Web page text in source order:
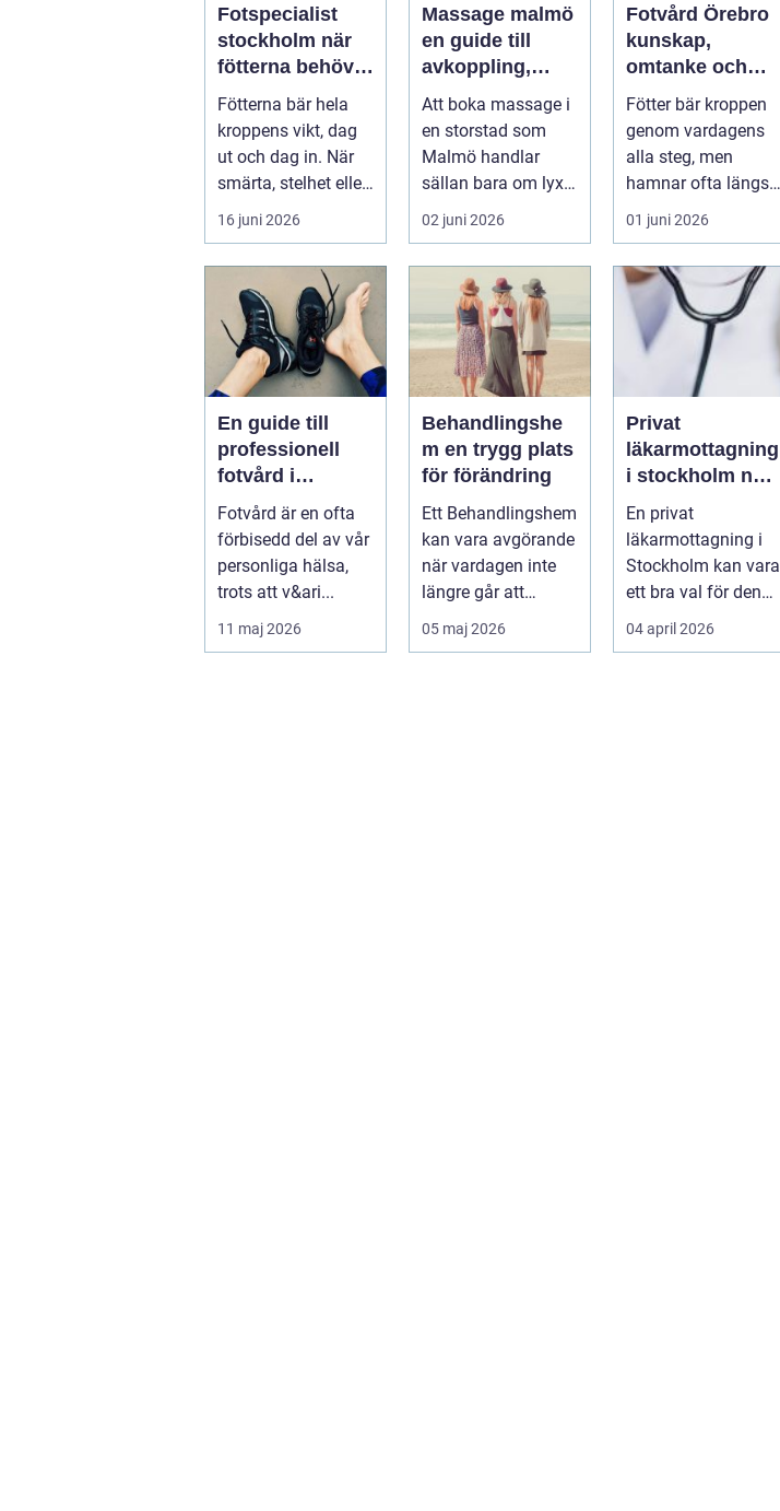
Fotspecialist
stockholm när
fötterna behöver
mer än vila
Fötterna bär hela
kroppens vikt, dag
ut och dag in. När
smärta, stelhet eller
felställningar
uppstår...
16 juni 2026
Massage malmö
en guide till
avkoppling,
hälsa och
välmående
Att boka massage i
en storstad som
Malmö handlar
sällan bara om lyx.
För många är det ett
sätt att h...
02 juni 2026
Fotvård Örebro
kunskap,
omtanke och
friska fötter året
Fötter bär kroppen
genom vardagens
alla steg, men
hamnar ofta längst
ner på
prioriteringslistan.
Mån...
01 juni 2026
En guide till
professionell
fotvård i
Helsingborg
Fotvård är en ofta
förbisedd del av vår
personliga hälsa,
trots att v&ari...
11 maj 2026
Behandlingshe
m en trygg plats
för förändring
Ett Behandlingshem
kan vara avgörande
när vardagen inte
längre går att
hantera på egen
hand. För mån...
05 maj 2026
Privat
läkarmottagning
i stockholm när
du vill ha tid,
trygghet och
specialistvård
En privat
läkarmottagning i
Stockholm kan vara
ett bra val för den
som vill träffa en
erfaren specia...
04 april 2026